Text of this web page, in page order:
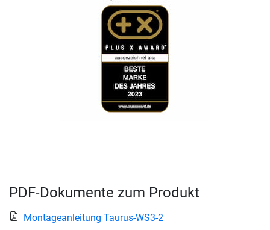
PDF-Dokumente zum Produkt
Montageanleitung Taurus-WS3-2